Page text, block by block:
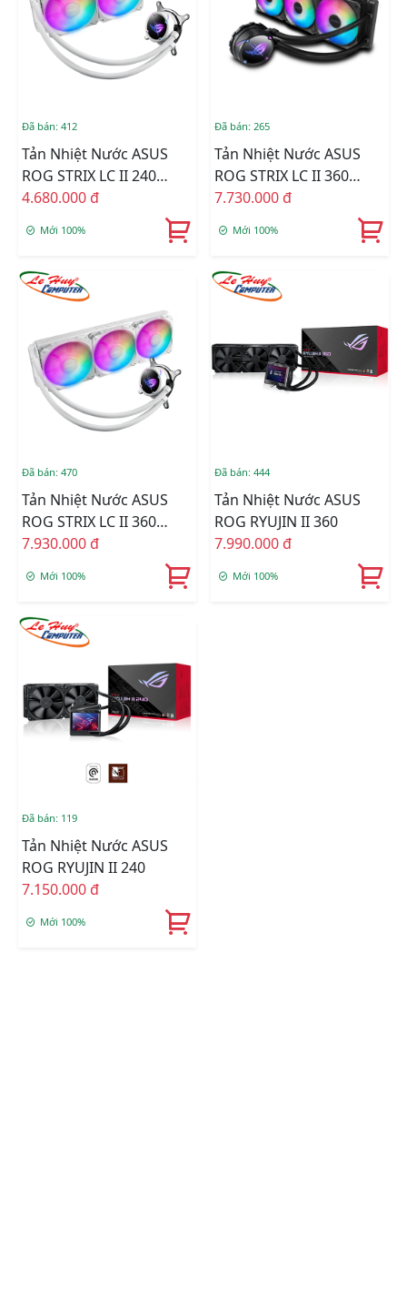
Đã bán: 412
Tản Nhiệt Nước ASUS
ROG STRIX LC II 240
ARGB WHITE EDITION
4.680.000 đ
Mới 100%
Đã bán: 265
Tản Nhiệt Nước ASUS
ROG STRIX LC II 360
ARGB BLACK
7.730.000 đ
Mới 100%
Đã bán: 470
Tản Nhiệt Nước ASUS
ROG STRIX LC II 360
ARGB WHITE EDITION
7.930.000 đ
Mới 100%
Đã bán: 444
Tản Nhiệt Nước ASUS
ROG RYUJIN II 360
7.990.000 đ
Mới 100%
Đã bán: 119
Tản Nhiệt Nước ASUS
ROG RYUJIN II 240
7.150.000 đ
Mới 100%